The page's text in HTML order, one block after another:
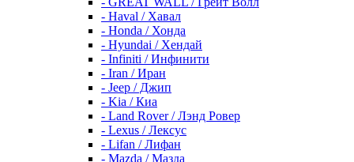
- Haval / Хавал
- Honda / Хонда
- Hyundai / Хендай
- Infiniti / Инфинити
- Iran / Иран
- Jeep / Джип
- Kia / Киа
- Land Rover / Лэнд Ровер
- Lexus / Лексус
- Lifan / Лифан
- Mazda / Мазда